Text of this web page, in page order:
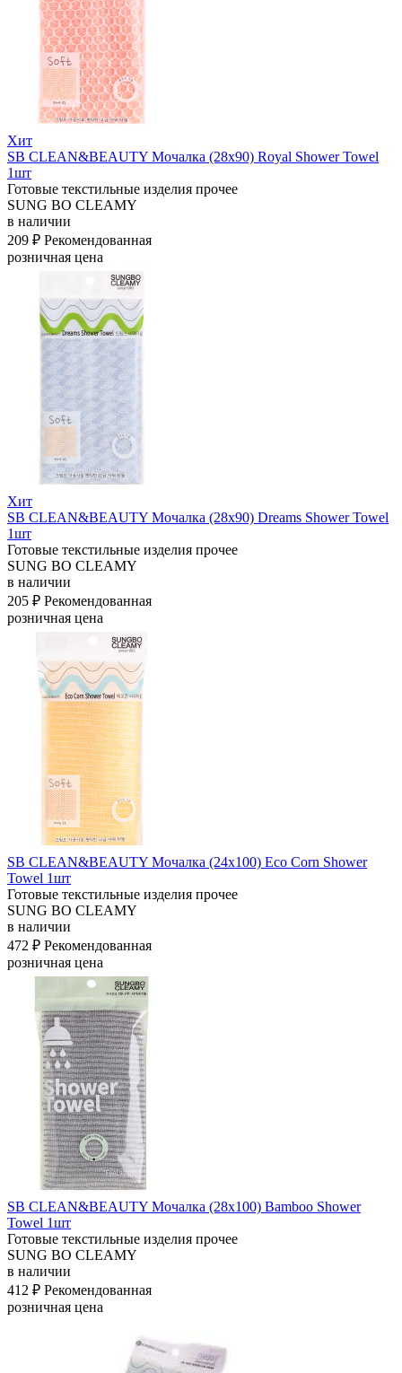
Хит
SB CLEAN&BEAUTY Мочалка (28х90) Royal Shower Towel
1шт
Готовые текстильные изделия прочее
SUNG BO CLEAMY
в наличии
209 ₽ Рекомендованная
розничная цена
Хит
SB CLEAN&BEAUTY Мочалка (28х90) Dreams Shower Towel
1шт
Готовые текстильные изделия прочее
SUNG BO CLEAMY
в наличии
205 ₽ Рекомендованная
розничная цена
SB CLEAN&BEAUTY Мочалка (24х100) Eco Corn Shower
Towel 1шт
Готовые текстильные изделия прочее
SUNG BO CLEAMY
в наличии
472 ₽ Рекомендованная
розничная цена
SB CLEAN&BEAUTY Мочалка (28х100) Bamboo Shower
Towel 1шт
Готовые текстильные изделия прочее
SUNG BO CLEAMY
в наличии
412 ₽ Рекомендованная
розничная цена